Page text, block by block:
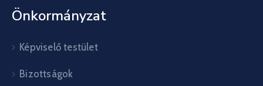
Önkormányzat
Képviselő testület
Bizottságok